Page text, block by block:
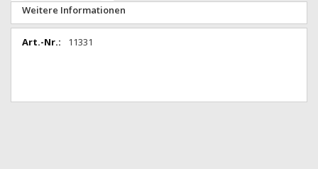
Zum
Anfang
der
Weitere Informationen
Weitere
11331